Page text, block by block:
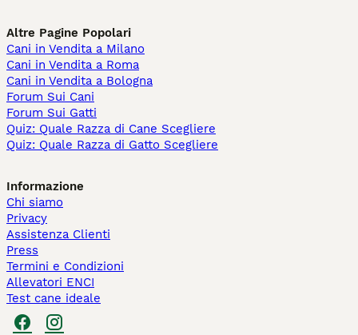
Altre Pagine Popolari
Cani in Vendita a Milano
Cani in Vendita a Roma
Cani in Vendita a Bologna
Forum Sui Cani
Forum Sui Gatti
Quiz: Quale Razza di Cane Scegliere
Quiz: Quale Razza di Gatto Scegliere
Informazione
Chi siamo
Privacy
Assistenza Clienti
Press
Termini e Condizioni
Allevatori ENCI
Test cane ideale